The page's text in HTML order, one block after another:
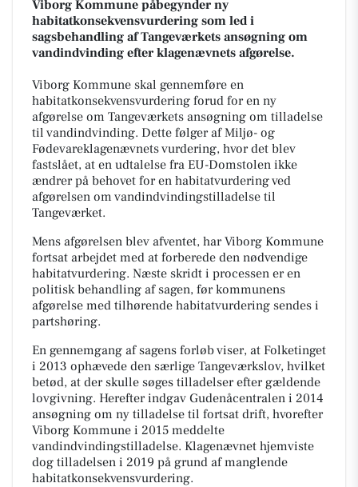
Viborg Kommune påbegynder ny
habitatkonsekvensvurdering som led i
sagsbehandling af Tangeværkets ansøgning om
vandindvinding efter klagenævnets afgørelse.
Viborg Kommune skal gennemføre en
habitatkonsekvensvurdering forud for en ny
afgørelse om Tangeværkets ansøgning om tilladelse
til vandindvinding. Dette følger af Miljø- og
Fødevareklagenævnets vurdering, hvor det blev
fastslået, at en udtalelse fra EU-Domstolen ikke
ændrer på behovet for en habitatvurdering ved
afgørelsen om vandindvindingstilladelse til
Tangeværket.
Mens afgørelsen blev afventet, har Viborg Kommune
fortsat arbejdet med at forberede den nødvendige
habitatvurdering. Næste skridt i processen er en
politisk behandling af sagen, før kommunens
afgørelse med tilhørende habitatvurdering sendes i
partshøring.
En gennemgang af sagens forløb viser, at Folketinget
i 2013 ophævede den særlige Tangeværkslov, hvilket
betød, at der skulle søges tilladelser efter gældende
lovgivning. Herefter indgav Gudenåcentralen i 2014
ansøgning om ny tilladelse til fortsat drift, hvorefter
Viborg Kommune i 2015 meddelte
vandindvindingstilladelse. Klagenævnet hjemviste
dog tilladelsen i 2019 på grund af manglende
habitatkonsekvensvurdering.